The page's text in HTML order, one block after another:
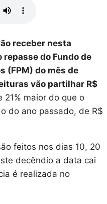
receber nesta
do Fundo de
(FPM) do mês de
vão partilhar R$
21% maior do que o
do ano passado, de R$
feitos nos dias 10, 20
decêndio a data cai
é realizada no